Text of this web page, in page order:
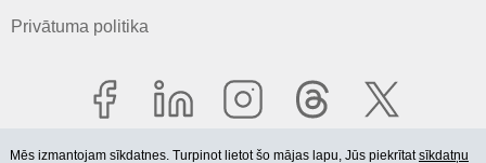
Privātuma politika
Mēs izmantojam sīkdatnes. Turpinot lietot šo mājas lapu, Jūs piekrītatsīkdatņu